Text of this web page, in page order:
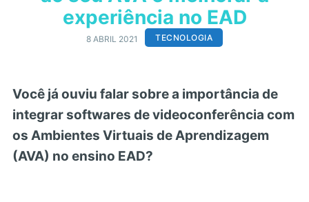
experiência no EAD
8 ABRIL 2021 TECNOLOGIA
Você já ouviu falar sobre a importância de
integrar softwares de videoconferência com
os Ambientes Virtuais de Aprendizagem
(AVA) no ensino EAD?